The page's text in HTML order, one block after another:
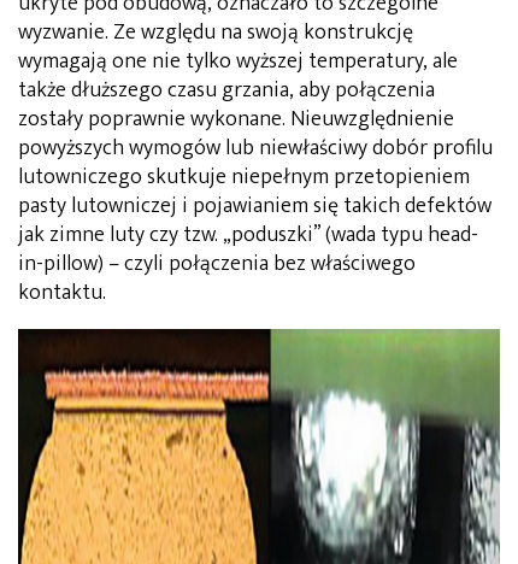
wyzwanie. Ze względu na swoją konstrukcję
wymagają one nie tylko wyższej temperatury, ale
także dłuższego czasu grzania, aby połączenia
zostały poprawnie wykonane. Nieuwzględnienie
powyższych wymogów lub niewłaściwy dobór profilu
lutowniczego skutkuje niepełnym przetopieniem
pasty lutowniczej i pojawianiem się takich defektów
jak zimne luty czy tzw. „poduszki” (wada typu head-
in-pillow) – czyli połączenia bez właściwego
kontaktu.